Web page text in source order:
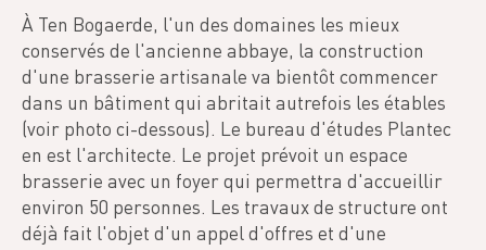
À Ten Bogaerde, l'un des domaines les mieux
conservés de l'ancienne abbaye, la construction
d'une brasserie artisanale va bientôt commencer
dans un bâtiment qui abritait autrefois les étables
(voir photo ci-dessous). Le bureau d'études Plantec
en est l'architecte. Le projet prévoit un espace
brasserie avec un foyer qui permettra d'accueillir
environ 50 personnes. Les travaux de structure ont
déjà fait l'objet d'un appel d'offres et d'une